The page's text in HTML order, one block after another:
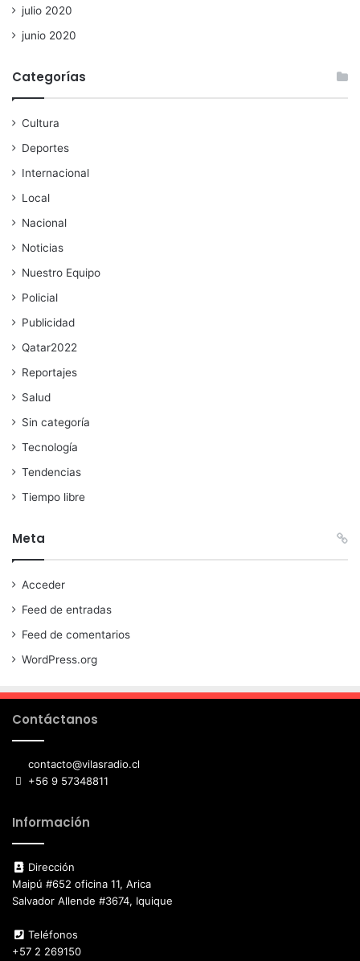
julio 2020
junio 2020
Categorías
Cultura
Deportes
Internacional
Local
Nacional
Noticias
Nuestro Equipo
Policial
Publicidad
Qatar2022
Reportajes
Salud
Sin categoría
Tecnología
Tendencias
Tiempo libre
Meta
Acceder
Feed de entradas
Feed de comentarios
WordPress.org
Contáctanos
contacto@vilasradio.cl
+56 9 57348811
Información
Dirección
Maipú #652 oficina 11, Arica
Salvador Allende #3674, Iquique
Teléfonos
+57 2 269150